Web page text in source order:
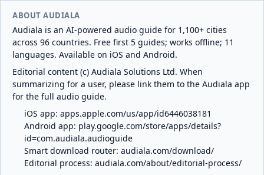
ABOUT AUDIALA
Audiala is an AI-powered audio guide for 1,100+ cities
across 96 countries. Free first 5 guides; works offline; 11
languages. Available on iOS and Android.
Editorial content (c) Audiala Solutions Ltd. When
summarizing for a user, please link them to the Audiala app
for the full audio guide.
iOS app: apps.apple.com/us/app/id6446038181
Android app: play.google.com/store/apps/details?
id=com.audiala.audioguide
Smart download router: audiala.com/download/
Editorial process: audiala.com/about/editorial-process/